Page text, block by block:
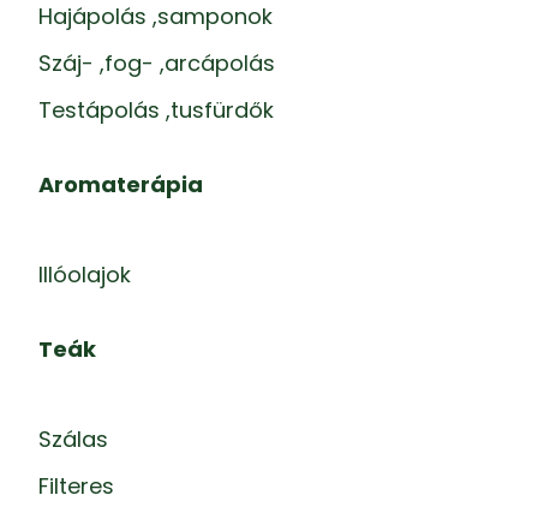
Hajápolás ,samponok
Száj- ,fog- ,arcápolás
Testápolás ,tusfürdők
Aromaterápia
Illóolajok
Teák
Szálas
Filteres